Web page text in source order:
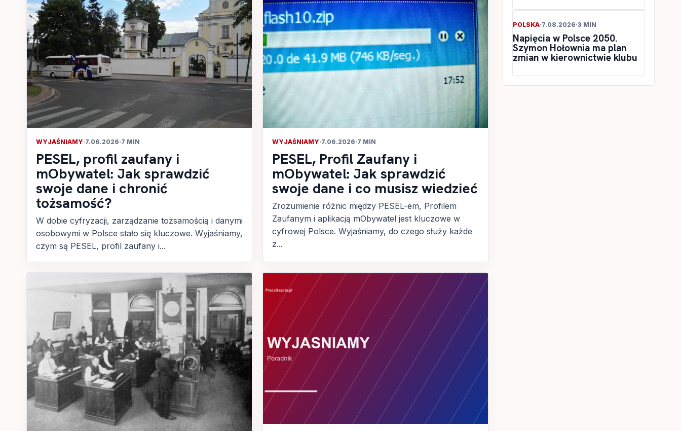
WYJAŚNIAMY·7.06.2026·7 MIN
PESEL, profil zaufany i
mObywatel: Jak sprawdzić
swoje dane i chronić
tożsamość?
W dobie cyfryzacji, zarządzanie tożsamością i danymi
osobowymi w Polsce stało się kluczowe. Wyjaśniamy,
czym są PESEL, profil zaufany i...
WYJAŚNIAMY·7.06.2026·7 MIN
PESEL, Profil Zaufany i
mObywatel: Jak sprawdzić
swoje dane i co musisz wiedzieć
Zrozumienie różnic między PESEL-em, Profilem
Zaufanym i aplikacją mObywatel jest kluczowe w
cyfrowej Polsce. Wyjaśniamy, do czego służy każde
z...
POLSKA·7.08.2026·3 MIN
Napięcia w Polsce 2050.
Szymon Hołownia ma plan
zmian w kierownictwie klubu